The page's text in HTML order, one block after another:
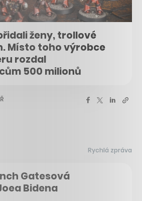
ženy, trollové
Místo toho výrobce
rozdal
500 milionů
Rychlá zpráva
Gatesová
Bidena